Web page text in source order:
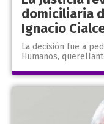
domiciliaria
Ignacio
La decisión fue a
Humanos,